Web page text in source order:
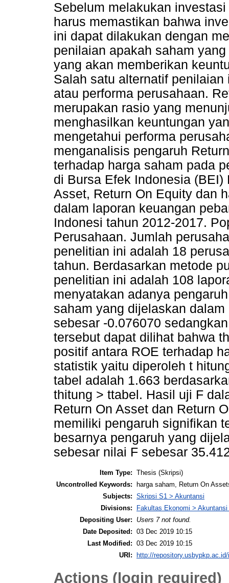
Sebelum melakukan
harus memastikan bahwa
ini dapat dilakukan dengan
penilaian apakah saham
yang akan memberikan
Salah satu alternatif
atau performa perusahaan.
merupakan rasio yang
menghasilkan keuntungan
mengetahui performa
menganalisis pengaruh
terhadap harga saham pada
di Bursa Efek Indonesia
Asset, Return On Equity dan
dalam laporan keuangan
Indonesi tahun 2012-2017.
Perusahaan. Jumlah
penelitian ini adalah 18
tahun. Berdasarkan metode
penelitian ini adalah 108
menyatakan adanya
saham yang dijelaskan
sebesar -0.076070
tersebut dapat dilihat bahwa
positif antara ROE terhadap
statistik yaitu diperoleh t
tabel adalah 1.663
thitung > ttabel. Hasil uji F
Return On Asset dan Return
memiliki pengaruh signifikan
besarnya pengaruh yang
sebesar nilai F sebesar
Item Type: Thesis (Skripsi)
Uncontrolled Keywords:
harga saham, Return On
Subjects: Skripsi S1 > Akuntansi
Divisions:
Fakultas Ekonomi > Akuntansi
Depositing User:
Users 7 not found.
Date Deposited: 03 Dec 2019 10:15
Last Modified: 03 Dec 2019 10:15
URI:
http://
Actions (login required)